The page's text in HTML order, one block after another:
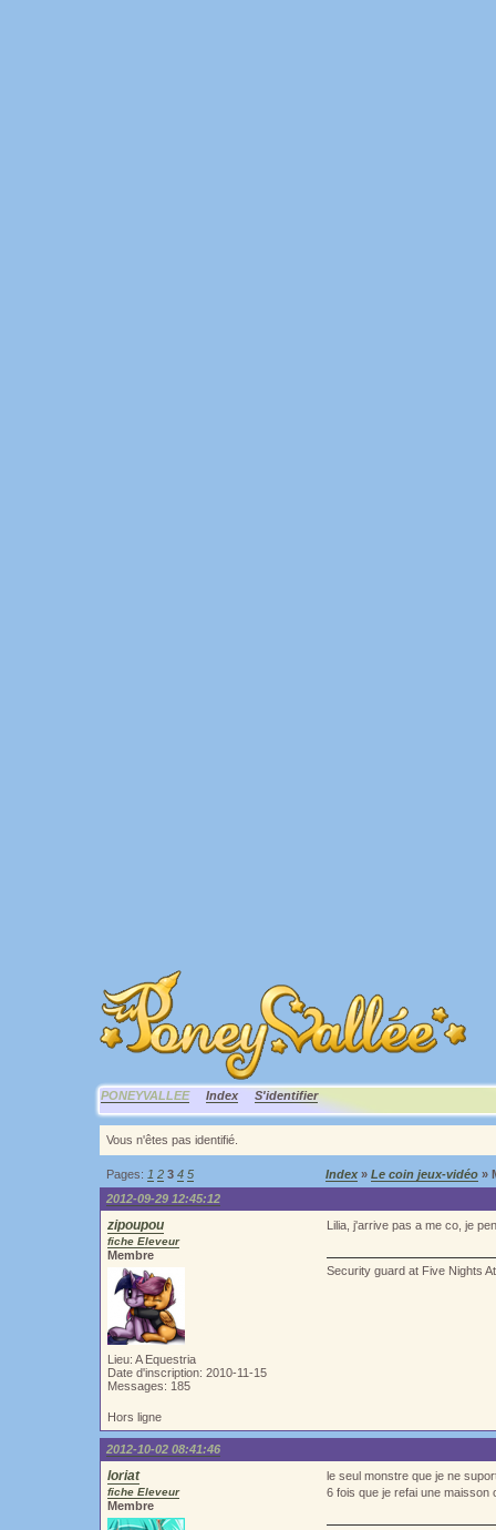
PONEYVALLEE Index S'identifier
Vous n'êtes pas identifié.
Pages: 1 2 3 4 5 Index » Le coin jeux-vidéo »
2012-09-29 12:45:12
zipoupou
fiche Eleveur
Membre
Lieu: A Equestria
Date d'inscription: 2010-11-15
Messages: 185
Lilia, j'arrive pas a me co, je
Security guard at Five Nights
Hors ligne
2012-10-02 08:41:46
loriat
fiche Eleveur
Membre
le seul monstre que je ne
6 fois que je refai une maisson